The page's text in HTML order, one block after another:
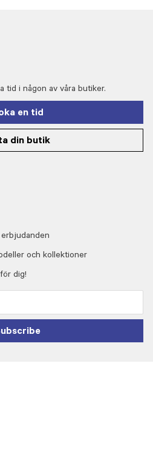
tid i någon av våra butiker.
en tid
din butik
och kollektioner
dig!